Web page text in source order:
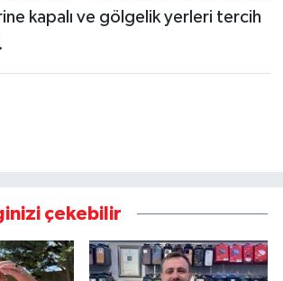
kapalı ve gölgelik yerleri tercih
çekebilir